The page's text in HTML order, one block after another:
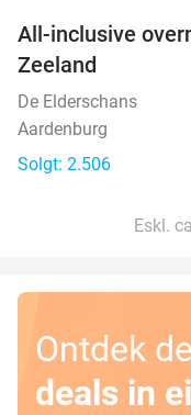
All-inclusive
Zeeland
De Elderschans
Aardenburg
Solgt: 2.506
Eskl.
Ontdek
deals in